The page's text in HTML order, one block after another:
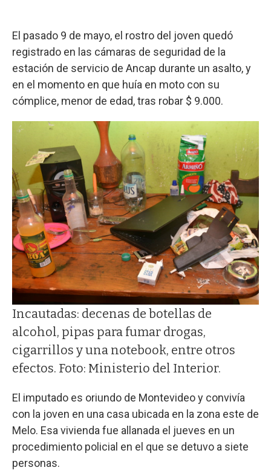
El pasado 9 de mayo, el rostro del joven quedó
registrado en las cámaras de seguridad de la
estación de servicio de Ancap durante un asalto, y
en el momento en que huía en moto con su
cómplice, menor de edad, tras robar $ 9.000.
Incautadas: decenas de botellas de
alcohol, pipas para fumar drogas,
cigarrillos y una notebook, entre otros
efectos. Foto: Ministerio del Interior.
El imputado es oriundo de Montevideo y convivía
con la joven en una casa ubicada en la zona este de
Melo. Esa vivienda fue allanada el jueves en un
procedimiento policial en el que se detuvo a siete
personas.